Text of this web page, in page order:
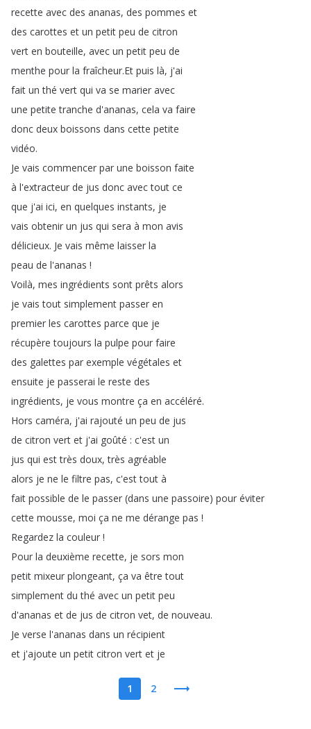
recette avec des ananas, des pommes et
des carottes et un petit peu de citron
vert en bouteille, avec un petit peu de
menthe pour la fraîcheur.Et puis là, j'ai
fait un thé vert qui va se marier avec
une petite tranche d'ananas, cela va faire
donc deux boissons dans cette petite
vidéo.
Je vais commencer par une boisson faite
à l'extracteur de jus donc avec tout ce
que j'ai ici, en quelques instants, je
vais obtenir un jus qui sera à mon avis
délicieux. Je vais même laisser la
peau de l'ananas !
Voilà, mes ingrédients sont prêts alors
je vais tout simplement passer en
premier les carottes parce que je
récupère toujours la pulpe pour faire
des galettes par exemple végétales et
ensuite je passerai le reste des
ingrédients, je vous montre ça en accéléré.
Hors caméra, j'ai rajouté un peu de jus
de citron vert et j'ai goûté : c'est un
jus qui est très doux,très agréable
alors je ne le filtre pas, c'est tout à
fait possible de le passer (dans une passoire) pour éviter
cette mousse, moi ça ne me dérange pas !
Regardez la couleur !
Pour la deuxième recette, je sors mon
petit mixeur plongeant, ça va être tout
simplement du thé avec un petit peu
d'ananas et de jus de citron vet, de nouveau.
Je verse l'ananas dans un récipient
et j'ajoute un petit citron vert et je
1 2